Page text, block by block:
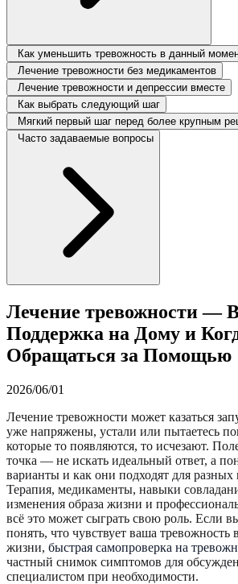
Как уменьшить тревожность в данный
Лечение тревожности без медикаментов
Лечение тревожности и депрессии вместе
Как выбрать следующий шаг
Мягкий первый шаг перед более крупным
Часто задаваемые вопросы
Лечение тревожности —
Поддержка на Дому и
Обращаться за Помощью
2026/06/01
Лечение тревожности может казаться
уже напряжены, устали или пытаетесь
которые то появляются, то исчезают.
точка — не искать идеальный ответ, а
варианты и как они подходят для разных
Терапия, медикаменты, навыки
изменения образа жизни и
всё это может сыграть свою роль. Если
понять, что чувствует ваша тревожность
жизни, быстрая самопроверка на
частный снимок симптомов для
специалистом при необходимости.